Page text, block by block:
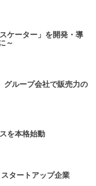
ケーター」を開発・導
～
グループ会社で販売力の
を本格始動
タートアップ企業